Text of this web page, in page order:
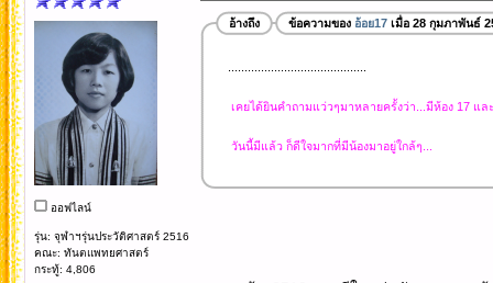
ออฟไลน์
รุ่น: จุฬาฯรุ่นประวัติศาสตร์ 2516
คณะ: ทันตแพทยศาสตร์
กระทู้: 4,806
อ้างถึง ข้อความของ อ้อย17เมื่อ 28 กุมภาพันธ์
..........................................
เคยได้ยินคำถามแว่วๆมาหลายครั้งว่า...มีห้อง 17 แ
วันนี้มีแล้ว ก็ดีใจมากที่มีน้องมาอยู่ใกล้ๆ...